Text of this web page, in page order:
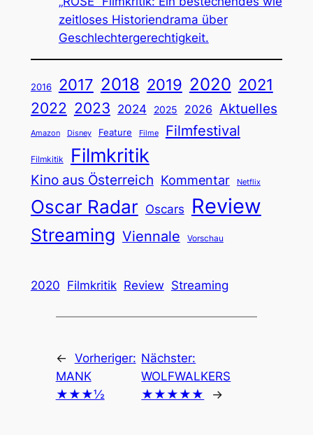
zeitloses Historiendrama über
Geschlechtergerechtigkeit.
2016 2017 2018 2019 2020 2021
2022 2023 2024 2025 2026 Aktuelles
Amazon Disney Feature Filme Filmfestival
Filmkitik Filmkritik
Kino aus Österreich Kommentar Netflix
Oscar Radar Oscars Review
Streaming Viennale Vorschau
2020 Filmkritik Review Streaming
← Vorheriger:
MANK
★★★½
Nächster:
WOLFWALKERS
★★★★★
→